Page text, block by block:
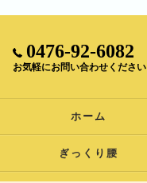
0476-92-6082
お気軽にお問い合わせください
ホーム
ぎっくり腰